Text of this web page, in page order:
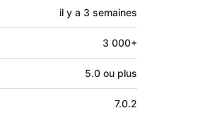
il y a 3 semaines
3 000+
5.0 ou plus
7.0.2